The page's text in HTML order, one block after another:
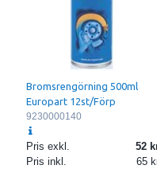
Bromsrengörning 500ml
Europart 12st/Förp
9230000140
Pris exkl.
52
Pris inkl.
65